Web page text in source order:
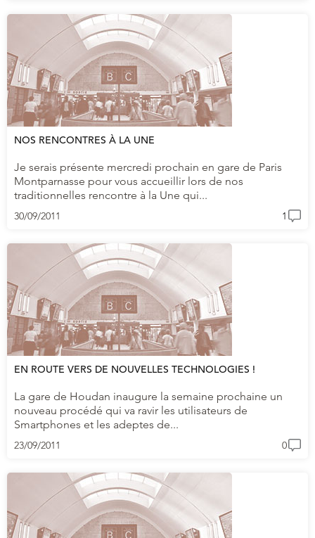
NOS RENCONTRES À LA UNE
Je serais présente mercredi prochain en gare de Paris
Montparnasse pour vous accueillir lors de nos
traditionnelles rencontre à la Une qui...
30/09/2011 1
EN ROUTE VERS DE NOUVELLES TECHNOLOGIES !
La gare de Houdan inaugure la semaine prochaine un
nouveau procédé qui va ravir les utilisateurs de
Smartphones et les adeptes de...
23/09/2011 0